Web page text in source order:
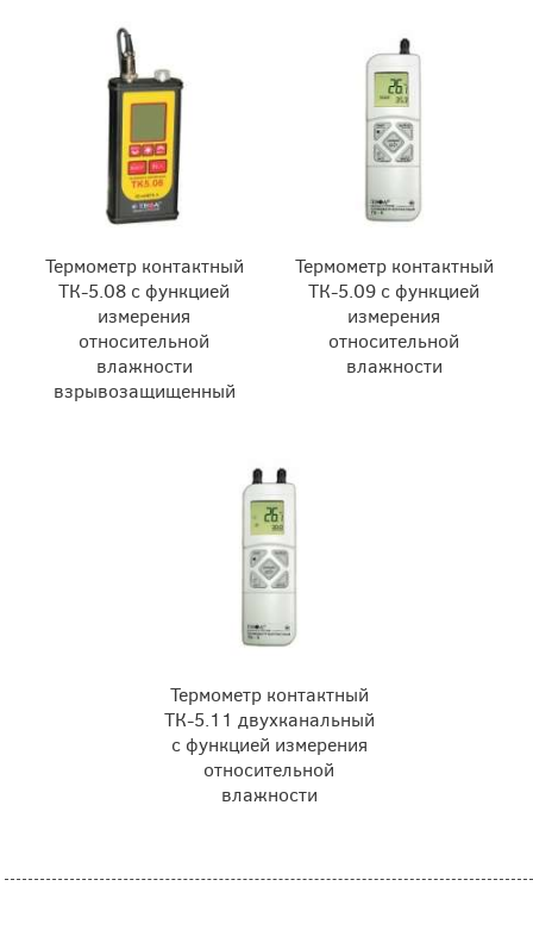
Термометр контактный
ТК-5.08 с функцией
измерения
относительной
влажности
взрывозащищенный
Термометр контактный
ТК-5.09 с функцией
измерения
относительной
влажности
Термометр контактный
ТК-5.11 двухканальный
с функцией измерения
относительной
влажности